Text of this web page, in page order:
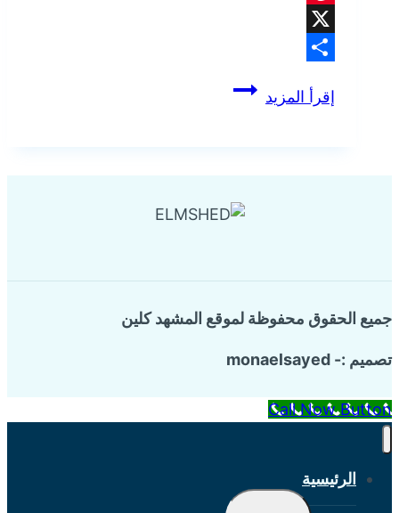
Pinterest
X
إقرأ المزيد شركة
جميع الحقوق محفوظة لموقع المشهد كلين
تصميم :- monaelsayed
Call Now Button
الرئيسية